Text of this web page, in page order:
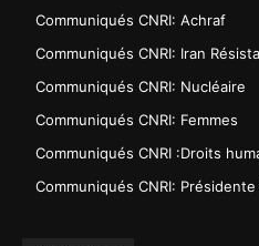
Communiqués CNRI: Achraf
Communiqués CNRI: Iran
Communiqués CNRI: Nucléaire
Communiqués CNRI: Femmes
Communiqués CNRI :Droits
Communiqués CNRI: